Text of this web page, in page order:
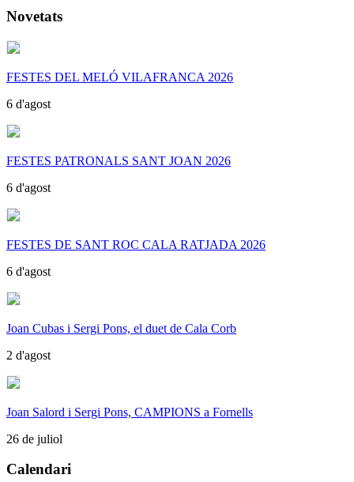
Novetats
FESTES DEL MELÓ VILAFRANCA 2026
6 d'agost
FESTES PATRONALS SANT JOAN 2026
6 d'agost
FESTES DE SANT ROC CALA RATJADA 2026
6 d'agost
Joan Cubas i Sergi Pons, el duet de Cala Corb
2 d'agost
Joan Salord i Sergi Pons, CAMPIONS a Fornells
26 de juliol
Calendari